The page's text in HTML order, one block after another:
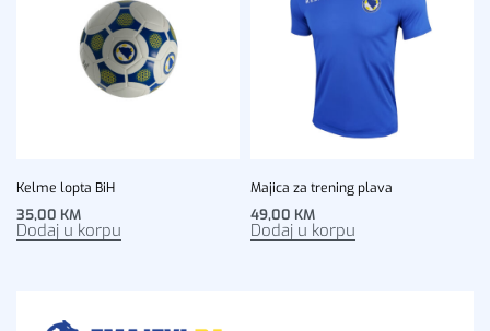
Kelme lopta BiH
35,00 KM
Dodaj u korpu
Majica za trening plava
49,00 KM
Dodaj u korpu